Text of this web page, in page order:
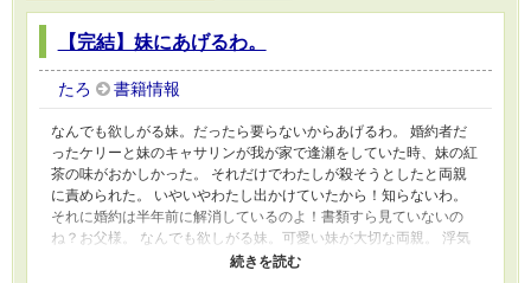
【完結】妹にあげるわ。
たろ 書籍情報
なんでも欲しがる妹。だったら要らないからあげるわ。 婚約者だ
ったケリーと妹のキャサリンが我が家で逢瀬をしていた時、妹の紅
茶の味がおかしかった。 それだけでわたしが殺そうとしたと両親
に責められた。 いやいやわたし出かけていたから！知らないわ。
それに婚約は半年前に解消しているのよ！書類すら見ていないの
ね？お父様。 なんでも欲しがる妹。可愛い妹が大切な両親。 浮気
症のケリーなんて喜んで妹にあげるわ。ついでにわたしのドレスも